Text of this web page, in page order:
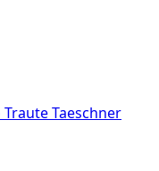
Taeschner